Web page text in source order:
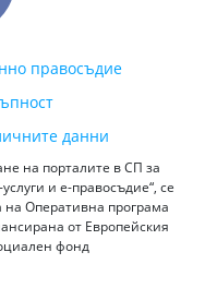
правосъдие
данни
на порталите в СП за
и е-правосъдие“, се
Оперативна програма
от Европейския
фонд